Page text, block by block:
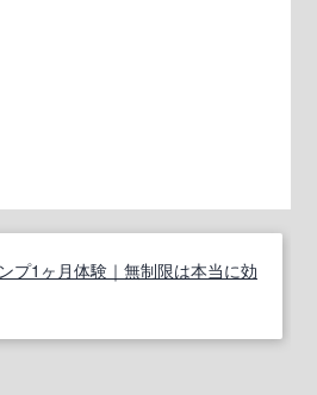
プ1ヶ月体験｜無制限は本当に効